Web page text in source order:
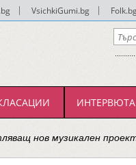
VsichkiGumi.bg
ИНТЕРВЮТА
нов музикален